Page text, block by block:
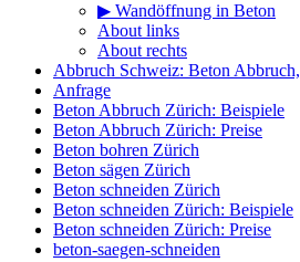
▶ Wandöffnung in Beton
About links
About rechts
Abbruch Schweiz: Beton
Anfrage
Beton Abbruch Zürich: Beispiele
Beton Abbruch Zürich: Preise
Beton bohren Zürich
Beton sägen Zürich
Beton schneiden Zürich
Beton schneiden Zürich: Beispiele
Beton schneiden Zürich: Preise
beton-saegen-schneiden